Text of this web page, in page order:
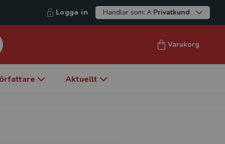
Logga in Handlar som: Privatkund
Varukorg
Aktuellt